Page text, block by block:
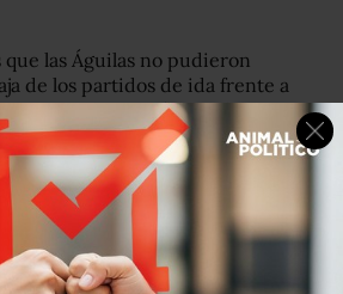
que las Águilas no pudieron
de los partidos de ida frente a
2007 y ante León en el Apertura
la Águilas se enfrentaron en la final
La Jaiba Brava, ganó el juego